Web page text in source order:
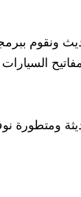
ونقوم
السيارات
ومتطورة